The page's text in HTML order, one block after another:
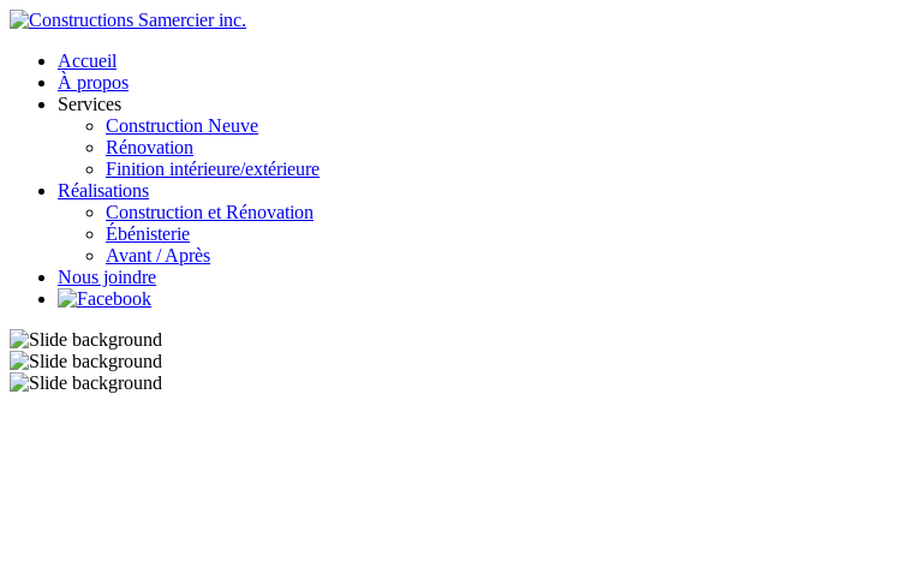
Accueil
À propos
Services
Construction Neuve
Rénovation
Finition intérieure/extérieure
Réalisations
Construction et Rénovation
Ébénisterie
Avant / Après
Nous joindre